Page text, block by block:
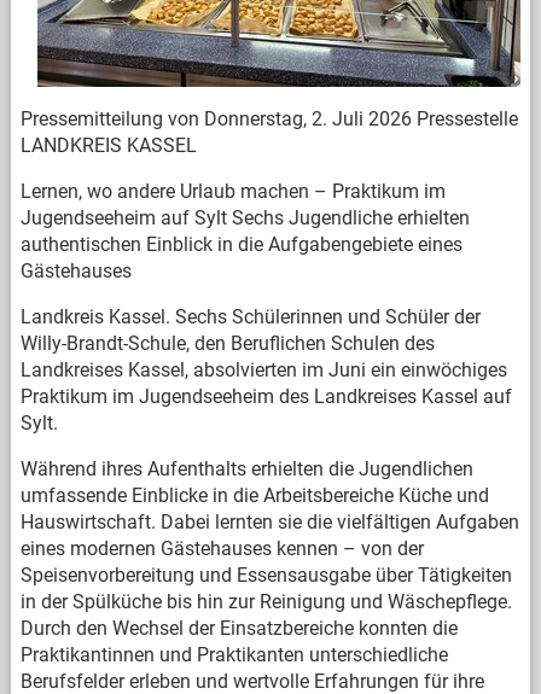
Pressemitteilung von Donnerstag, 2. Juli 2026 Pressestelle
LANDKREIS KASSEL
Lernen, wo andere Urlaub machen – Praktikum im
Jugendseeheim auf Sylt Sechs Jugendliche erhielten
authentischen Einblick in die Aufgabengebiete eines
Gästehauses
Landkreis Kassel. Sechs Schülerinnen und Schüler der
Willy-Brandt-Schule, den Beruflichen Schulen des
Landkreises Kassel, absolvierten im Juni ein einwöchiges
Praktikum im Jugendseeheim des Landkreises Kassel auf
Sylt.
Während ihres Aufenthalts erhielten die Jugendlichen
umfassende Einblicke in die Arbeitsbereiche Küche und
Hauswirtschaft. Dabei lernten sie die vielfältigen Aufgaben
eines modernen Gästehauses kennen – von der
Speisenvorbereitung und Essensausgabe über Tätigkeiten
in der Spülküche bis hin zur Reinigung und Wäschepflege.
Durch den Wechsel der Einsatzbereiche konnten die
Praktikantinnen und Praktikanten unterschiedliche
Berufsfelder erleben und wertvolle Erfahrungen für ihre